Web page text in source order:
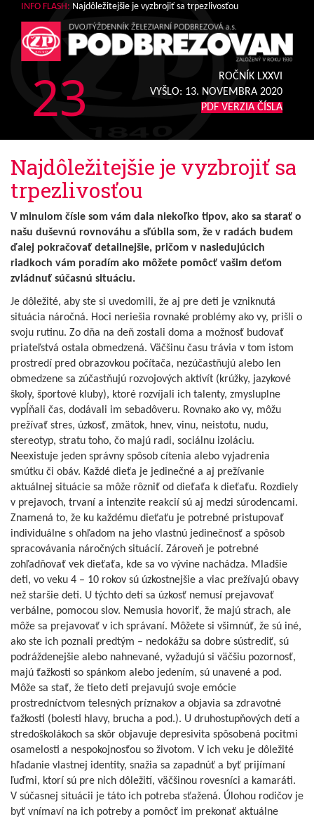
INFO FLASH: Najdôležitejšie je vyzbrojiť sa trpezlivosťou
23
ROČNÍK LXXVI
VYŠLO: 13. NOVEMBRA 2020
PDF VERZIA ČÍSLA
Najdôležitejšie je vyzbrojiť sa
trpezlivosťou
V minulom čísle som vám dala niekoľko tipov, ako sa starať o
našu duševnú rovnováhu a sľúbila som, že v radách budem
ďalej pokračovať detailnejšie, pričom v nasledujúcich
riadkoch vám poradím ako môžete pomôcť vašim deťom
zvládnuť súčasnú situáciu.
Je dôležité, aby ste si uvedomili, že aj pre deti je vzniknutá
situácia náročná. Hoci neriešia rovnaké problémy ako vy, prišli o
svoju rutinu. Zo dňa na deň zostali doma a možnosť budovať
priateľstvá ostala obmedzená. Väčšinu času trávia v tom istom
prostredí pred obrazovkou počítača, nezúčastňujú alebo len
obmedzene sa zúčastňujú rozvojových aktivít (krúžky, jazykové
školy, športové kluby), ktoré rozvíjali ich talenty, zmysluplne
vypĺňali čas, dodávali im sebadôveru. Rovnako ako vy, môžu
prežívať stres, úzkosť, zmätok, hnev, vinu, neistotu, nudu,
stereotyp, stratu toho, čo majú radi, sociálnu izoláciu.
Neexistuje jeden správny spôsob cítenia alebo vyjadrenia
smútku či obáv. Každé dieťa je jedinečné a aj prežívanie
aktuálnej situácie sa môže rôzniť od dieťaťa k dieťaťu. Rozdiely
v prejavoch, trvaní a intenzite reakcií sú aj medzi súrodencami.
Znamená to, že ku každému dieťaťu je potrebné pristupovať
individuálne s ohľadom na jeho vlastnú jedinečnosť a spôsob
spracovávania náročných situácií. Zároveň je potrebné
zohľadňovať vek dieťaťa, kde sa vo vývine nachádza. Mladšie
deti, vo veku 4 – 10 rokov sú úzkostnejšie a viac prežívajú obavy
než staršie deti. U týchto detí sa úzkosť nemusí prejavovať
verbálne, pomocou slov. Nemusia hovoriť, že majú strach, ale
môže sa prejavovať v ich správaní. Môžete si všimnúť, že sú iné,
ako ste ich poznali predtým – nedokážu sa dobre sústrediť, sú
podráždenejšie alebo nahnevané, vyžadujú si väčšiu pozornosť,
majú ťažkosti so spánkom alebo jedením, sú unavené a pod.
Môže sa stať, že tieto deti prejavujú svoje emócie
prostredníctvom telesných príznakov a objavia sa zdravotné
ťažkosti (bolesti hlavy, brucha a pod.). U druhostupňových detí a
stredoškolákoch sa skôr objavuje depresivita spôsobená pocitmi
osamelosti a nespokojnosťou so životom. V ich veku je dôležité
hľadanie vlastnej identity, snažia sa zapadnúť a byť prijímaní
ľuďmi, ktorí sú pre nich dôležití, väčšinou rovesníci a kamaráti.
V súčasnej situácii je táto ich potreba sťažená. Úlohou rodičov je
byť vnímaví na ich potreby a pomôcť im prekonať aktuálne